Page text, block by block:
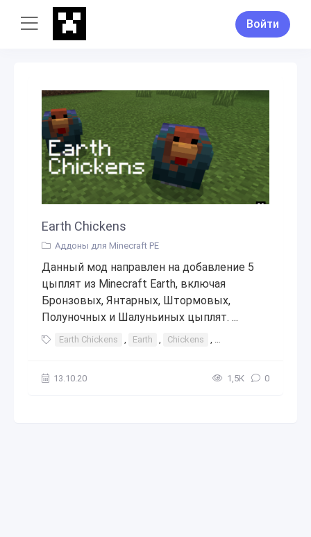
Войти
Earth Chickens
Аддоны для Minecraft PE
Данный мод направлен на добавление 5
цыплят из Minecraft Earth, включая
Бронзовых, Янтарных, Штормовых,
Полуночных и Шалуньиных цыплят. ...
Earth Chickens , Earth , Chickens , Земляные куры
13.10.20 1,5К 0